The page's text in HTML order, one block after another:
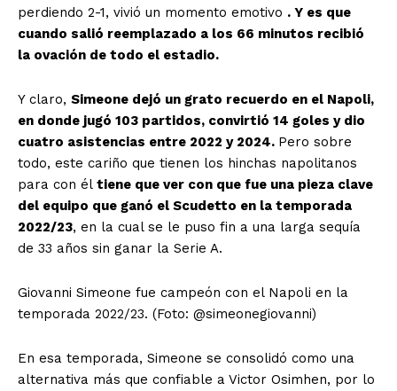
perdiendo 2-1, vivió un momento emotivo . Y es que
cuando salió reemplazado a los 66 minutos recibió
la ovación de todo el estadio.
Y claro, Simeone dejó un grato recuerdo en el Napoli,
en donde jugó 103 partidos, convirtió 14 goles y dio
cuatro asistencias entre 2022 y 2024. Pero sobre
todo, este cariño que tienen los hinchas napolitanos
para con él tiene que ver con que fue una pieza clave
del equipo que ganó el Scudetto en la temporada
2022/23, en la cual se le puso fin a una larga sequía
de 33 años sin ganar la Serie A.
Giovanni Simeone fue campeón con el Napoli en la
temporada 2022/23. (Foto: @simeonegiovanni)
En esa temporada, Simeone se consolidó como una
alternativa más que confiable a Victor Osimhen, por lo